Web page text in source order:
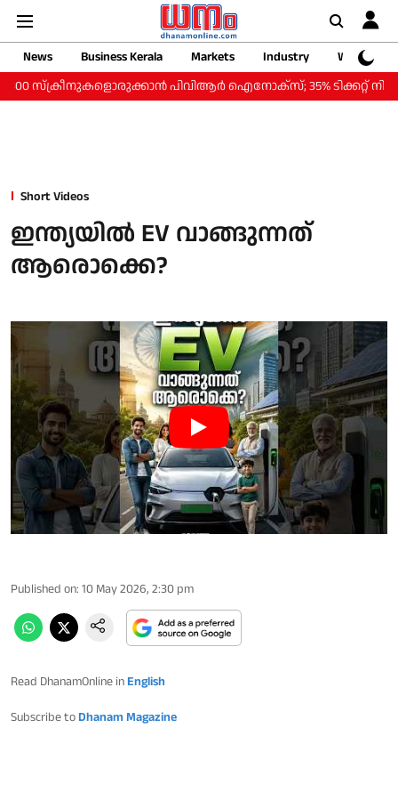
News Business Kerala Markets Industry
Web
സ്‌ക്രീനുകളൊരുക്കാന്‍ പിവിആര്‍ ഐനോക്‌സ്; 35% ടിക്കറ്റ്
Short Videos
ഇന്ത്യയിൽ EV വാങ്ങുന്നത്
ആരൊക്കെ?
Published on: 10 May 2026, 2:30 pm
Read DhanamOnline in English
Subscribe to Dhanam Magazine